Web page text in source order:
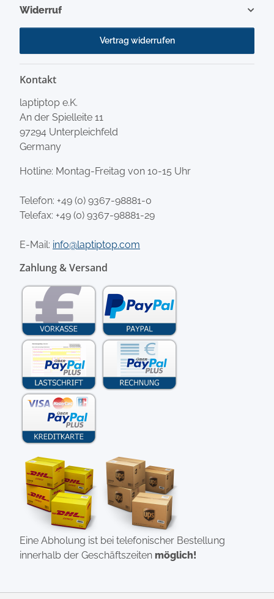
Widerruf
Vertrag widerrufen
Kontakt
laptiptop e.K.
An der Spielleite 11
97294 Unterpleichfeld
Germany
Hotline: Montag-Freitag von 10-15 Uhr
Telefon: +49 (0) 9367-98881-0
Telefax: +49 (0) 9367-98881-29
E-Mail: info@laptiptop.com
Zahlung & Versand
Eine Abholung ist bei telefonischer Bestellung
innerhalb der Geschäftszeiten möglich!